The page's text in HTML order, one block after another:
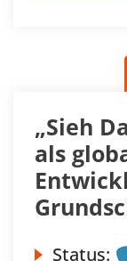
„Sieh
als
Status: